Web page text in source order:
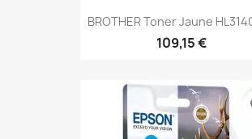
BROTHER Toner Jaune
109,15 €